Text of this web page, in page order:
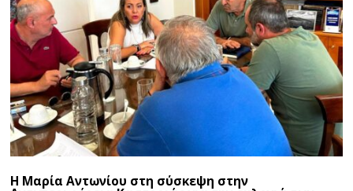
Η Μαρία Αντωνίου στη σύσκεψη στην